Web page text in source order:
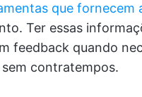
que fornecem
Ter essas
feedback quando
contratempos.